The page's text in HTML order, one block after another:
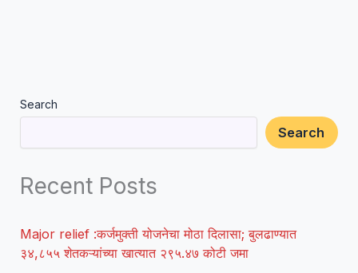
Search
Search
Recent Posts
Major relief :कर्जमुक्ती योजनेचा मोठा दिलासा; बुलढाण्यात
३४,८५५ शेतकऱ्यांच्या खात्यात २९५.४७ कोटी जमा